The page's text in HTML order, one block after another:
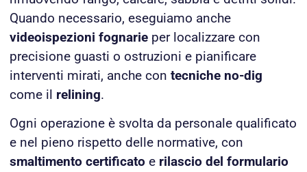
Quando necessario, eseguiamo anche
videoispezioni fognarie per localizzare con
precisione guasti o ostruzioni e pianificare
interventi mirati, anche con tecniche no-dig
come il relining.
Ogni operazione è svolta da personale qualificato
e nel pieno rispetto delle normative, con
smaltimento certificato e rilascio del formulario